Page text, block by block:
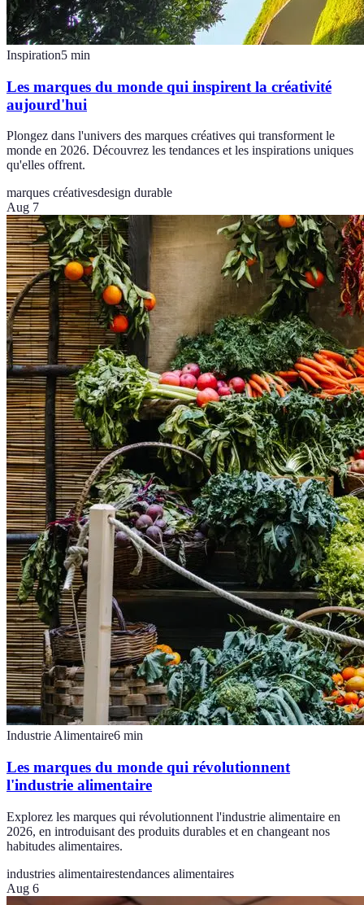
Inspiration5 min
Les marques du monde qui inspirent la créativité
aujourd'hui
Plongez dans l'univers des marques créatives qui transforment le
monde en 2026. Découvrez les tendances et les inspirations uniques
qu'elles offrent.
marques créativesdesign durable
Aug 7
Industrie Alimentaire6 min
Les marques du monde qui révolutionnent
l'industrie alimentaire
Explorez les marques qui révolutionnent l'industrie alimentaire en
2026, en introduisant des produits durables et en changeant nos
habitudes alimentaires.
industries alimentairestendances alimentaires
Aug 6